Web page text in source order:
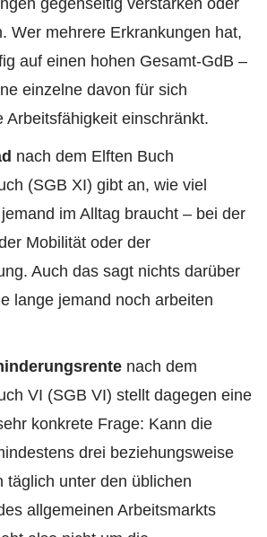
gegenseitig verstärken oder
Wer mehrere Erkrankungen hat,
auf einen hohen Gesamt-GdB –
einzelne davon für sich
Arbeitsfähigkeit einschränkt.
nach dem Elften Buch
(SGB XI) gibt an, wie viel
im Alltag braucht – bei der
Mobilität oder der
Auch das sagt nichts darüber
lange jemand noch arbeiten
nach dem
VI (SGB VI) stellt dagegen eine
konkrete Frage: Kann die
drei beziehungsweise
täglich unter den üblichen
allgemeinen Arbeitsmarkts